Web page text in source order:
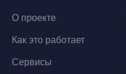
О проекте
Как это работает
Сервисы